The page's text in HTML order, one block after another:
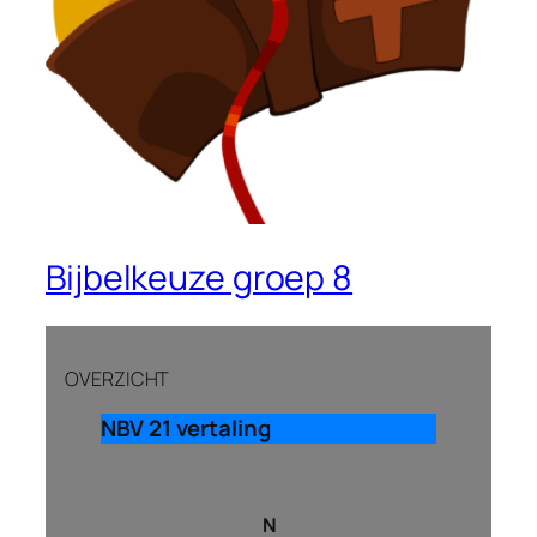
Bijbelkeuze groep 8
OVERZICHT
NBV 21 vertaling
N